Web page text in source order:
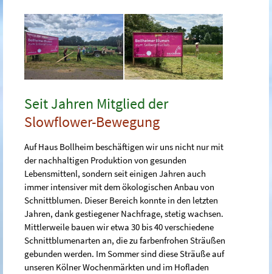
Seit Jahren Mitglied der
Slowflower-Bewegung
Auf Haus Bollheim beschäftigen wir uns nicht nur mit
der nachhaltigen Produktion von gesunden
Lebensmittenl, sondern seit einigen Jahren auch
immer intensiver mit dem ökologischen Anbau von
Schnittblumen. Dieser Bereich konnte in den letzten
Jahren, dank gestiegener Nachfrage, stetig wachsen.
Mittlerweile bauen wir etwa 30 bis 40 verschiedene
Schnittblumenarten an, die zu farbenfrohen Sträußen
gebunden werden. Im Sommer sind diese Sträuße auf
unseren Kölner Wochenmärkten und im Hofladen